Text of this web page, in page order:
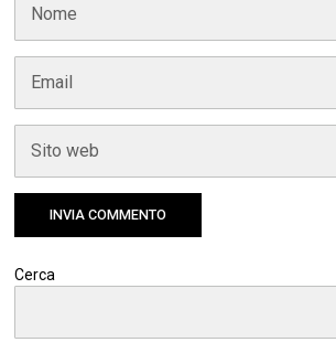
Cerca